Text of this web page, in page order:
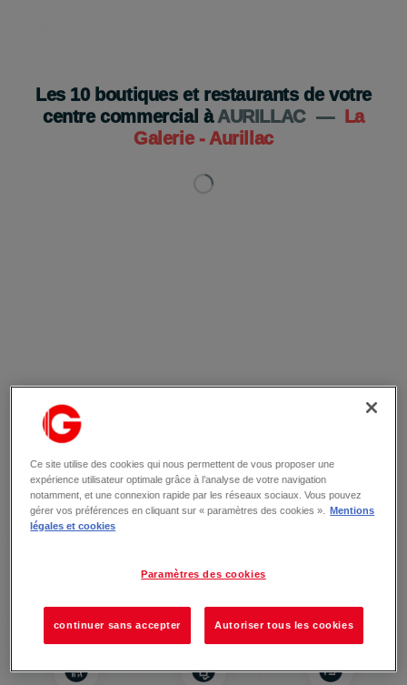
Les 10boutiques et restaurants de votre
centre commercial àAURILLAC —
La
Galerie - Aurillac
Tous les services de votre centre
Retrouvez tous les services pensés pour faciliter votre visite au
quotidien.
Ce site utilise des cookies qui nous permettent de vous proposer une
expérience utilisateur optimale grâce à l’analyse de votre navigation
notamment, et une connexion rapide par les réseaux sociaux. Vous pouvez
gérer vos préférences en cliquant sur « paramètres des cookies ».
Mentions
légales et cookies
Paramètres des cookies
continuer sans accepter Autoriser tous les cookies